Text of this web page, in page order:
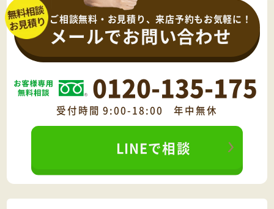
ご相談無料・お見積り、来店予約もお気軽に！
メールでお問い合わせ
0120-135-175
受付時間 9:00-18:00 年中無休
LINEで相談